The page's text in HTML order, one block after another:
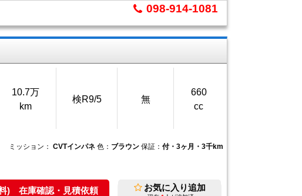
098-914-1081
10.7万
km
検R9/5 無
660
cc
ミッション： CVTインパネ 色： ブラウン 保証： 付・3ヶ月・3千km
) 在庫確認・見積依頼 お気に入り追加